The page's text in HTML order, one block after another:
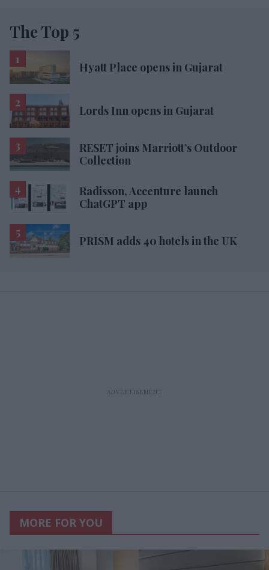
The Top 5
Hyatt Place opens in Gujarat
Lords Inn opens in Gujarat
RESET joins Marriott’s Outdoor
Collection
Radisson, Accenture launch
ChatGPT app
PRISM adds 40 hotels in the UK
MORE FOR YOU